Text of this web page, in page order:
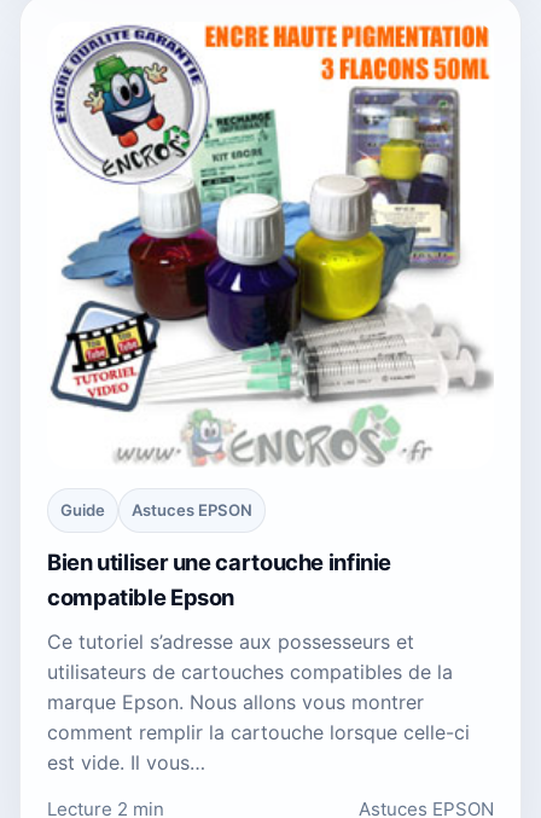
Guide Astuces EPSON
Bien utiliser une cartouche infinie
compatible Epson
Ce tutoriel s’adresse aux possesseurs et
utilisateurs de cartouches compatibles de la
marque Epson. Nous allons vous montrer
comment remplir la cartouche lorsque celle-ci
est vide. Il vous…
Lecture 2 min Astuces EPSON